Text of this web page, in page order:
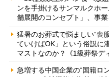
ンを手掛けるサンマルクホ
舗展開のコンセプト」、事
猛暑のお葬式で悩ましい“
ていけばOK」という俗説に
マストなのか？《1級葬祭デ
急増する中国企業の“国籍ロ